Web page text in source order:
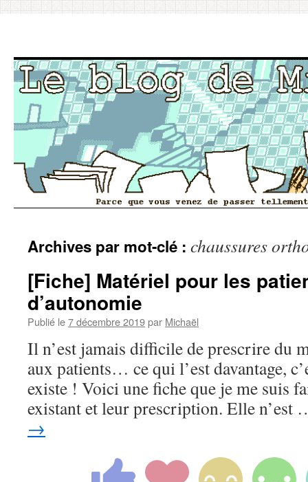
au
contenu
Archives par mot-clé : chaussures
[Fiche] Matériel pour les
d’autonomie
Publié le7 décembre 2019par Michaël
Il n’est jamais difficile de prescrire du
aux patients… ce qui l’est davantage,
existe ! Voici une fiche que je me suis
existant et leur prescription. Elle
→